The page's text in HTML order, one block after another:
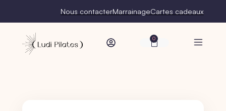
Nous contacterMarrainageCartes cadeaux
0